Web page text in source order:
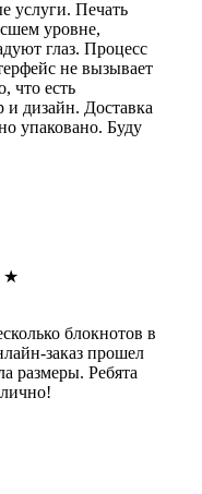
услуги. Печать
уровне,
глаз. Процесс
не вызывает
что есть
и дизайн. Доставка
упаковано. Буду
★
блокнотов в
заказ прошел
размеры. Ребята